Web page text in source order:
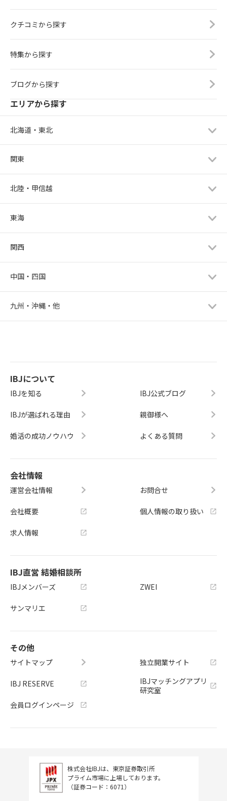
クチコミから探す
特集から探す
ブログから探す
エリアから探す
北海道・東北
関東
北陸・甲信越
東海
関西
中国・四国
九州・沖縄・他
IBJについて
IBJを知る
IBJが選ばれる理由
婚活の成功ノウハウ
IBJ公式ブログ
親御様へ
よくある質問
会社情報
運営会社情報
会社概要
求人情報
お問合せ
個人情報の取り扱い
IBJ直営 結婚相談所
IBJメンバーズ
サンマリエ
ZWEI
その他
サイトマップ
IBJ RESERVE
会員ログインページ
独立開業サイト
IBJマッチングアプリ
研究室
株式会社IBJは、東京証券取引所
プライム市場に上場しております。
（証券コード：6071）